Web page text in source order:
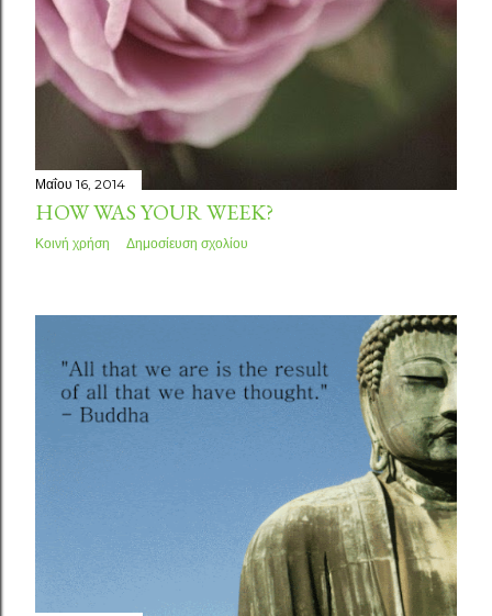
Μαΐου 16, 2014
HOW WAS YOUR WEEK?
Κοινή χρήση Δημοσίευση σχολίου